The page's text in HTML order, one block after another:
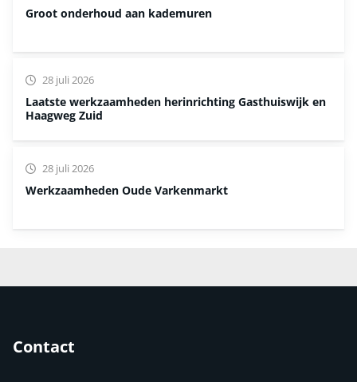
Groot onderhoud aan kademuren
Laatste werkzaamheden herinrichting Gasthuiswijk en
Haagweg Zuid
28 juli 2026
Werkzaamheden Oude Varkenmarkt
28 juli 2026
Contact